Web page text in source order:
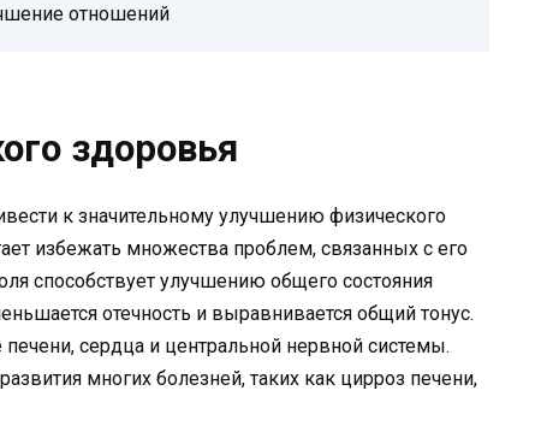
отношений
здоровья
к значительному улучшению физического
избежать множества проблем, связанных с его
способствует улучшению общего состояния
отечность и выравнивается общий тонус.
сердца и центральной нервной системы.
многих болезней, таких как цирроз печени,